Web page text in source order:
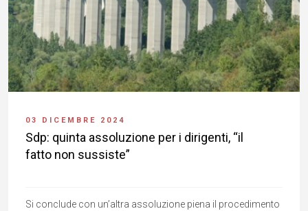
03 DICEMBRE 2024
Sdp: quinta assoluzione per i dirigenti, “il
fatto non sussiste”
Si conclude con un’altra assoluzione piena il procedimento